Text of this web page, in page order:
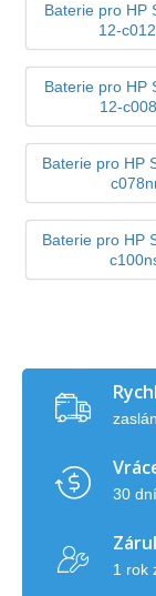
Baterie pro HP
12-
Baterie pro HP
12-
Baterie pro HP
Baterie pro HP
30
1 rok